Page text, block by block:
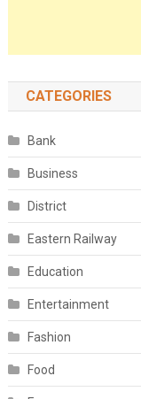
CATEGORIES
Bank
Business
District
Eastern Railway
Education
Entertainment
Fashion
Food